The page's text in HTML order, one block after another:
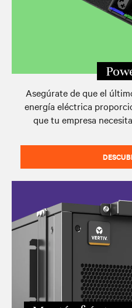
Asegúrate de que el
energía eléctrica
que tu empresa